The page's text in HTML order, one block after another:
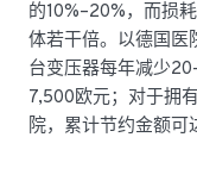
的10%–20%，而损
体若干倍。以德国
台变压器每年减少
7,500欧元；对于拥
院，累计节约金额可